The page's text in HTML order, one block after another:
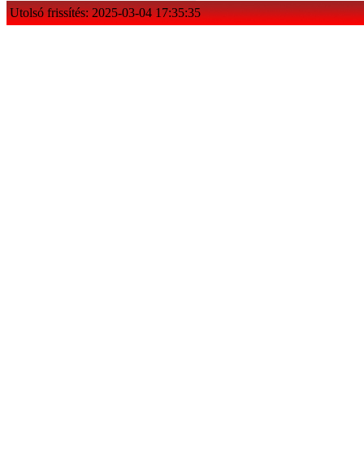
Utolsó frissítés: 2025-03-04 17:35:35